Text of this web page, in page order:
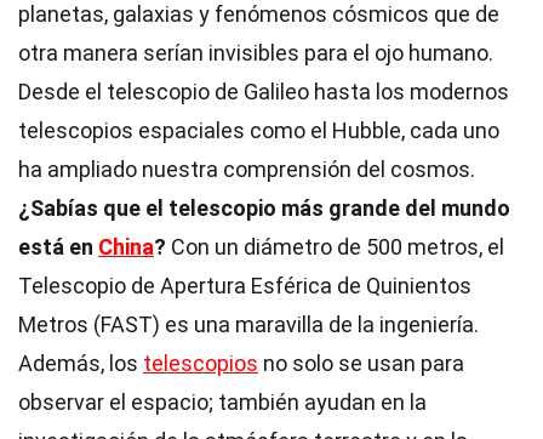
planetas, galaxias y fenómenos cósmicos que de
otra manera serían invisibles para el ojo humano.
Desde el telescopio de Galileo hasta los modernos
telescopios espaciales como el Hubble, cada uno
ha ampliado nuestra comprensión del cosmos.
¿Sabías que el telescopio más grande del mundo
está en China? Con un diámetro de 500 metros, el
Telescopio de Apertura Esférica de Quinientos
Metros (FAST) es una maravilla de la ingeniería.
Además, los telescopios no solo se usan para
observar el espacio; también ayudan en la